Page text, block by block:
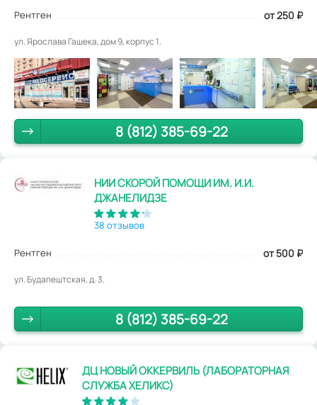
Рентген от 250 ₽
ул. Ярослава Гашека, дом 9, корпус 1.
8 (812) 385-69-22
НИИ СКОРОЙ ПОМОЩИ ИМ. И.И.
ДЖАНЕЛИДЗЕ
38 отзывов
Рентген от 500 ₽
ул. Будапештская, д. 3.
8 (812) 385-69-22
ДЦ НОВЫЙ ОККЕРВИЛЬ (ЛАБОРАТОРНАЯ
СЛУЖБА ХЕЛИКС)